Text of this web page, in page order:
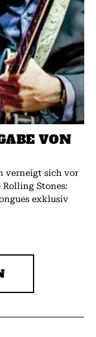
VON
verneigt sich vor
exklusiv